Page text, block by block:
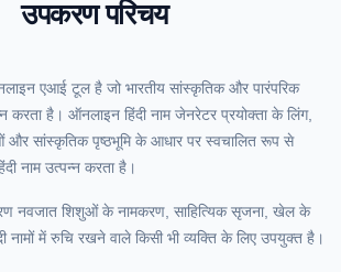
उपकरण परिचय
एआई टूल है जो भारतीय सांस्कृतिक और पारंपरिक
करता है। ऑनलाइन हिंदी नाम जेनरेटर प्रयोक्ता के लिंग,
सांस्कृतिक पृष्ठभूमि के आधार पर स्वचालित रूप से
नाम उत्पन्न करता है।
नवजात शिशुओं के नामकरण, साहित्यिक सृजना, खेल के
नामों में रुचि रखने वाले किसी भी व्यक्ति के लिए उपयुक्त है।